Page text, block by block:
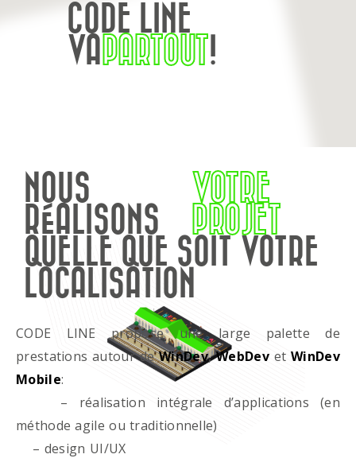
CODE LINE
VAPARTOUT!
NOUS
RÉALISONS
VOTRE
PROJET
QUELLE QUE SOIT VOTRE
LOCALISATION
CODE LINE propose une large palette de
prestations autour deWinDev,WebDevet WinDev
Mobile:
– réalisation intégrale d’applications (en
méthode agile ou traditionnelle)
– design UI/UX